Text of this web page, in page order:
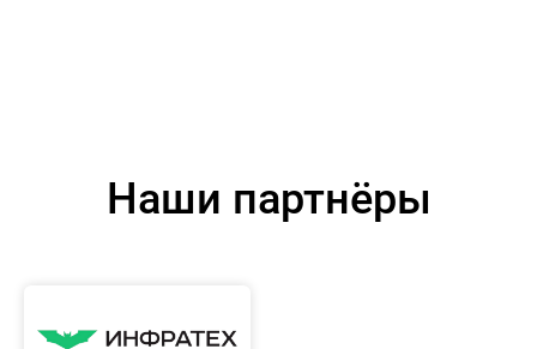
Наши партнёры